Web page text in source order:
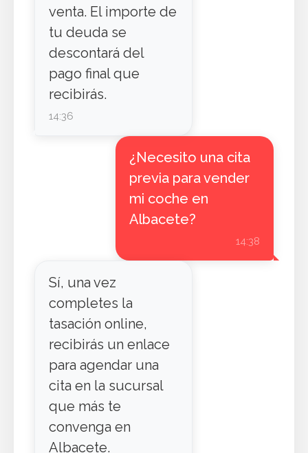
venta. El importe de
tu deuda se
descontará del
pago final que
recibirás.
14:36
¿Necesito una cita
previa para vender
mi coche en
Albacete?
14:38
Sí, una vez
completes la
tasación online,
recibirás un enlace
para agendar una
cita en la sucursal
que más te
convenga en
Albacete.